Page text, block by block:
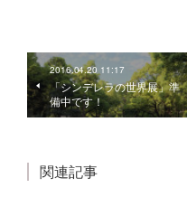
2016.04.20 11:17
「シンデレラの世界展」準
備中です！
関連記事